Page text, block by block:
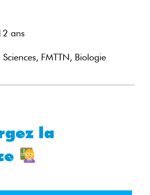
ans
Sciences, FMTTN, Biologie
la